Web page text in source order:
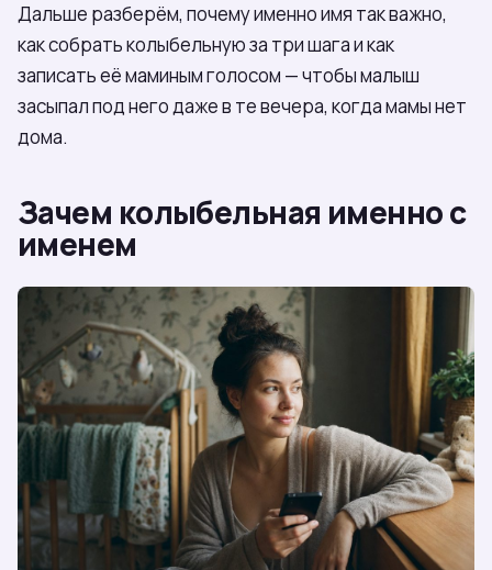
Дальше разберём, почему именно имя так важно,
как собрать колыбельную за три шага и как
записать её маминым голосом — чтобы малыш
засыпал под него даже в те вечера, когда мамы нет
дома.
Зачем колыбельная именно с
именем